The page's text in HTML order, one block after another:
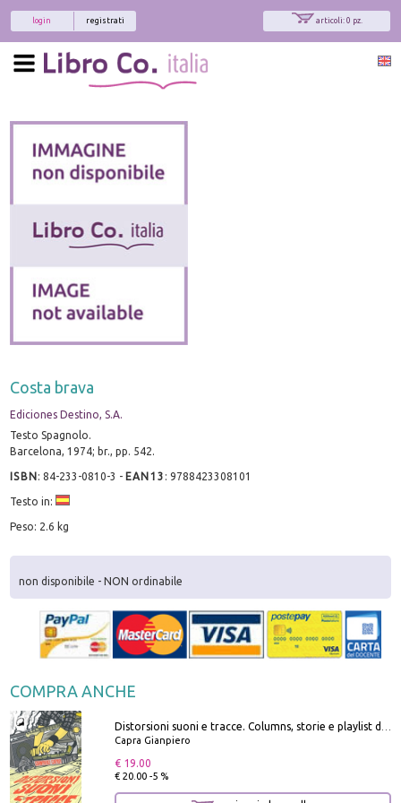
articoli: 0 pz.
registrati
login
Costa brava
Ediciones Destino, S.A.
Testo Spagnolo.
Barcelona, 1974; br., pp. 542.
ISBN:84-233-0810-3 - EAN13 :9788423308101
Testo in:
Peso: 2.6 kg
non disponibile - NON ordinabile
COMPRA ANCHE
Capra Gianpiero
€ 19.00
€ 20.00 -5 %